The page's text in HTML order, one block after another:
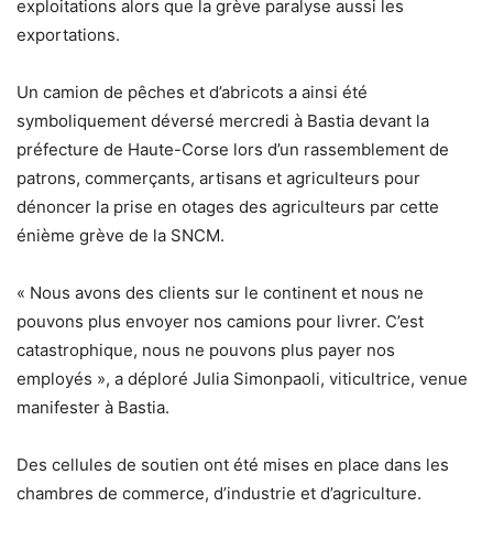
exploitations alors que la grève paralyse aussi les
exportations.
Un camion de pêches et d’abricots a ainsi été
symboliquement déversé mercredi à Bastia devant la
préfecture de Haute-Corse lors d’un rassemblement de
patrons, commerçants, artisans et agriculteurs pour
dénoncer la prise en otages des agriculteurs par cette
énième grève de la SNCM.
« Nous avons des clients sur le continent et nous ne
pouvons plus envoyer nos camions pour livrer. C’est
catastrophique, nous ne pouvons plus payer nos
employés », a déploré Julia Simonpaoli, viticultrice, venue
manifester à Bastia.
Des cellules de soutien ont été mises en place dans les
chambres de commerce, d’industrie et d’agriculture.